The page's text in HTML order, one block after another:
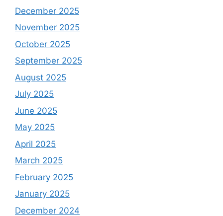
December 2025
November 2025
October 2025
September 2025
August 2025
July 2025
June 2025
May 2025
April 2025
March 2025
February 2025
January 2025
December 2024